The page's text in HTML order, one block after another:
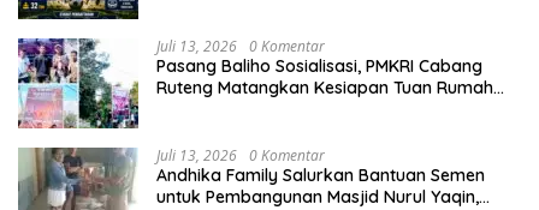
Juli 13, 2026 0 Komentar
Pasang Baliho Sosialisasi, PMKRI Cabang
Ruteng Matangkan Kesiapan Tuan Rumah
Juli 13, 2026 0 Komentar
Andhika Family Salurkan Bantuan Semen
untuk Pembangunan Masjid Nurul Yaqin,